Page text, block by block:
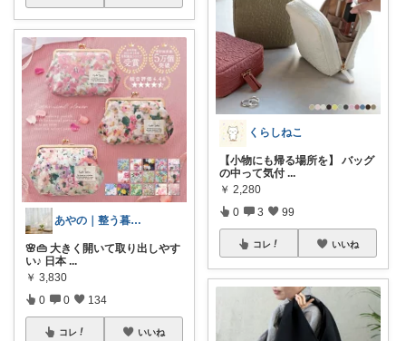
あやの｜整う暮らしROOM
🌸👜 大きく開いて取り出しやす
い♪ 日本 ...
￥ 3,830
0 0 134
コレ いいね
くらしねこ
【小物にも帰る場所を】 バッグ
の中って気付 ...
￥ 2,280
0 3 99
コレ いいね